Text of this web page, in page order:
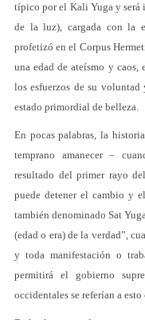
típico por el Kali Yuga y será
de la luz), cargada con la
profetizó en el Corpus
una edad de ateísmo y caos,
los esfuerzos de su
estado primordial de belleza.
En pocas palabras, la
temprano amanecer –
resultado del primer rayo
puede detener el cambio y
también denominado Sat
(edad o era) de la verdad”,
y toda manifestación o
permitirá el gobierno
occidentales se referían a